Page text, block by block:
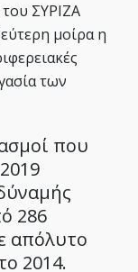
ΣΥΡΙΖΑ
μοίρα η
των
που
286
απόλυτο
2014.